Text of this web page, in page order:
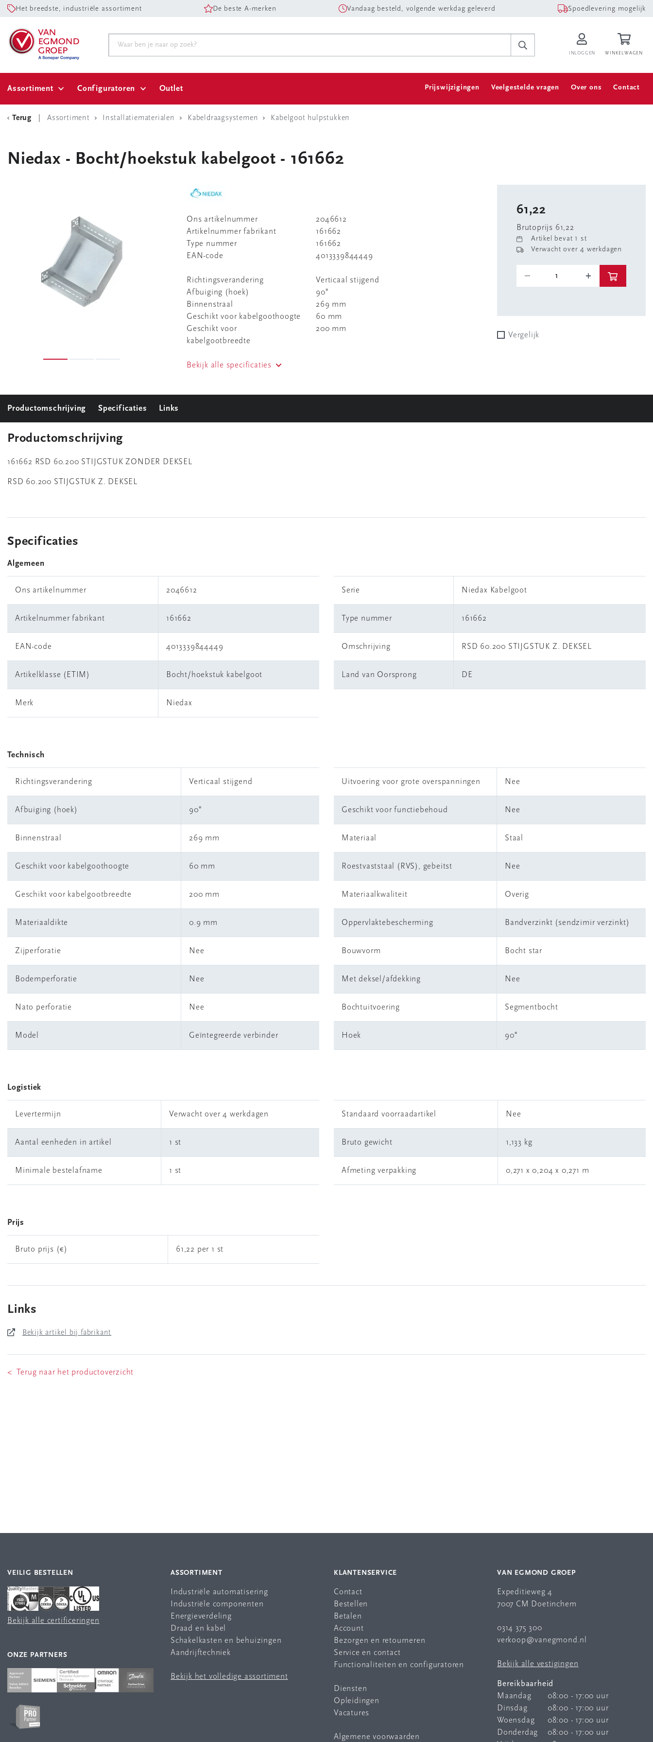
Het breedste, industriële assortiment De beste A-merken Vandaag besteld, volgende werkdag geleverd Spoedlevering mogelijk
INLOGGEN WINKELWAGEN
Assortiment Configuratoren Outlet Prijswijzigingen Veelgestelde vragen Over ons Contact
Terug Assortiment Installatiematerialen Kabeldraagsystemen Kabelgoot hulpstukken
Niedax - Bocht/hoekstuk kabelgoot - 161662
Ons artikelnummer
2046612
Artikelnummer fabrikant
161662
Type nummer
161662
EAN-code
4013339844449
Richtingsverandering
Verticaal stijgend
Afbuiging (hoek)
90°
Binnenstraal
269 mm
Geschikt voor kabelgoothoogte
60 mm
Geschikt voor
kabelgootbreedte
200 mm
Bekijk alle specificaties
61,22
Brutoprijs 61,22
Artikel bevat 1 st
Verwacht over 4 werkdagen
Vergelijk
Productomschrijving Specificaties Links
Productomschrijving
161662 RSD 60.200 STIJGSTUK ZONDER DEKSEL
RSD 60.200 STIJGSTUK Z. DEKSEL
Specificaties
Algemeen
Ons artikelnummer 2046612
Artikelnummer fabrikant 161662
EAN-code 4013339844449
Artikelklasse (ETIM) Bocht/hoekstuk kabelgoot
Merk Niedax
Serie Niedax Kabelgoot
Type nummer 161662
Omschrijving RSD 60.200 STIJGSTUK Z. DEKSEL
Land van Oorsprong DE
Technisch
Richtingsverandering Verticaal stijgend
Afbuiging (hoek) 90°
Binnenstraal 269 mm
Geschikt voor kabelgoothoogte 60 mm
Geschikt voor kabelgootbreedte 200 mm
Materiaaldikte 0.9 mm
Zijperforatie Nee
Bodemperforatie Nee
Nato perforatie Nee
Model Geïntegreerde verbinder
Uitvoering voor grote overspanningen Nee
Geschikt voor functiebehoud Nee
Materiaal Staal
Roestvaststaal (RVS), gebeitst Nee
Materiaalkwaliteit Overig
Oppervlaktebescherming Bandverzinkt (sendzimir verzinkt)
Bouwvorm Bocht star
Met deksel/afdekking Nee
Bochtuitvoering Segmentbocht
Hoek 90°
Logistiek
Levertermijn Verwacht over 4 werkdagen
Aantal eenheden in artikel 1 st
Minimale bestelafname 1 st
Standaard voorraadartikel Nee
Bruto gewicht 1,133 kg
Afmeting verpakking 0,271 x 0,204 x 0,271 m
Prijs
Bruto prijs (€) 61,22 per 1 st
Links
Bekijk artikel bij fabrikant
< Terug naar het productoverzicht
VEILIG BESTELLEN
Bekijk alle certificeringen
ONZE PARTNERS
ASSORTIMENT
Industriële automatisering
Industriële componenten
Energieverdeling
Draad en kabel
Schakelkasten en behuizingen
Aandrijftechniek
Bekijk het volledige assortiment
KLANTENSERVICE
Contact
Bestellen
Betalen
Account
Bezorgen en retourneren
Service en contact
Functionaliteiten en configuratoren
Diensten
Opleidingen
Vacatures
Algemene voorwaarden
VAN EGMOND GROEP
Expeditieweg 4
7007 CM Doetinchem
0314 375 300
verkoop@vanegmond.nl
Bekijk alle vestigingen
Bereikbaarheid
Maandag
08:00 - 17:00 uur
Dinsdag
08:00 - 17:00 uur
Woensdag
08:00 - 17:00 uur
Donderdag
08:00 - 17:00 uur